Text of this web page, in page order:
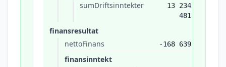
sumDriftsinntekter
13 234
481
finansresultat
nettoFinans
-168 639
finansinntekt